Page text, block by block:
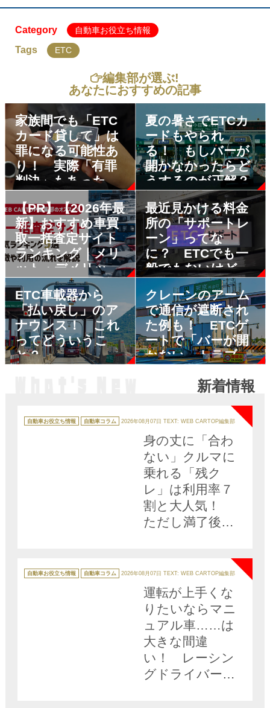
Category 自動車お役立ち情報
Tags ETC
編集部が選ぶ!
あなたにおすすめの記事
家族間でも「ETC
カード貸して」は
罪になる可能性あ
り！ 実際「有罪
判決」もあった他
人名義のETCカー
ド使用はなぜダメ
なのか？
夏の暑さでETCカ
ードもやられ
る！ もしバーが
開かなかったらど
うするのが正解？
【PR】【2026年最
新】おすすめ車買
取一括査定サイト
ランキング｜メリ
ット・デメリット
も解説
最近見かける料金
所の「サポートレ
ーン」ってな
に？ ETCでも一
般でもないけど
「誰」が使うのか
ETC車載器から
「払い戻し」のア
ナウンス！ これ
ってどういうこ
と？
クレーンのアーム
で通信が遮断され
た例も！ ETCゲ
ートで「バーが開
かない」トラブル
新着情報
テ
ゴ
自動車お役立ち情報 自動車コラム 2026年08月07日 TEXT: WEB CARTOP編集部
NEW
身の丈に「合わ
ない」クルマに
乗れる「残ク
レ」は利用率７
割と大人気！
ただし満了後に
者が語る
テ
ゴ
自動車お役立ち情報 自動車コラム 2026年08月07日 TEXT: WEB CARTOP編集部
運転が上手くな
りたいならマニ
ュアル車……は
大きな間違
い！ レーシン
グドライバーが